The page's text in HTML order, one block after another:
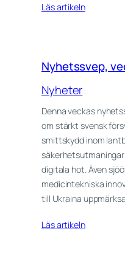
Läs artikeln
Nyhetssvep,
Nyheter
Denna veckas
om stärkt svensk
smittskydd inom
digitala hot. Även
medicintekniska
till Ukraina
Läs artikeln